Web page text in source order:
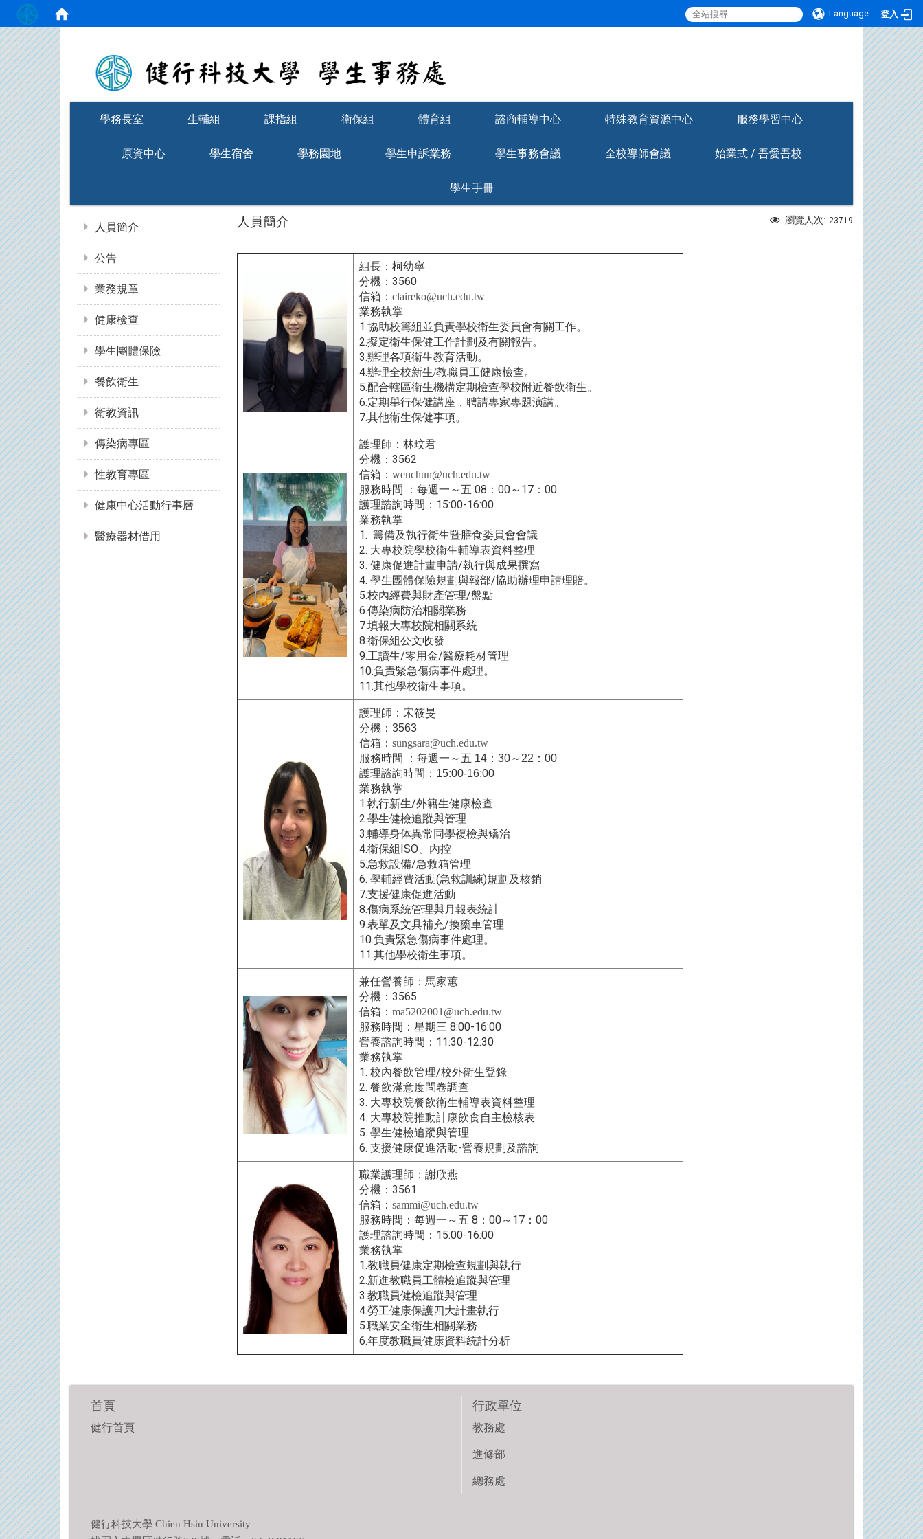
Language 登入
學務長室 生輔組 課指組 衛保組 體育組 諮商輔導中心 特殊教育資源中心 服務學習中心
原資中心 學生宿舍 學務園地 學生申訴業務 學生事務會議 全校導師會議 始業式 / 吾愛吾校
學生手冊
人員簡介
公告
業務規章
健康檢查
學生團體保險
餐飲衛生
衛教資訊
傳染病專區
性教育專區
健康中心活動行事曆
醫療器材借用
瀏覽人次: 23719
人員簡介
組長：柯幼寧
分機： 3560
信箱： claireko@uch.edu.tw
業務執掌
1.協助校籌組並負責學校衛生委員會有關工作。
2.擬定衛生保健工作計劃及有關報告。
3.辦理各項衛生教育活動。
4.辦理全校新生/教職員工健康檢查。
5.配合轄區衛生機構定期檢查學校附近餐飲衛生。
6.定期舉行保健講座，聘請專家專題演講。
7.其他衛生保健事項。
護理師：林玟君
分機： 3562
信箱： wenchun@uch.edu.tw
服務時間
：每週一～五 08 ： 00～ 17 ： 00
護理諮詢時間： 15:00-16:00
業務執掌
1. 籌備及執行衛生暨膳食委員會會議
2. 大專校院學校衛生輔導表資料整理
3. 健康促進計畫申請/執行與成果撰寫
4. 學生團體保險規劃與報部/協助辦理申請理賠。
5.校內經費與財產管理/盤點
6.傳染病防治相關業務
7.填報大專校院相關系統
8.衛保組公文收發
9.工讀生/零用金/醫療耗材管理
10.負責緊急傷病事件處理。
11.其他學校衛生事項。
護理師：宋筱旻
分機： 3563
信箱： sungsara@uch.edu.tw
服務時間
：每週一～五 14 ： 30～ 22 ： 00
護理諮詢時間： 15:00-16:00
業務執掌
1.執行新生/外籍生健康檢查
2.學生健檢追蹤與管理
3.輔導身体異常同學複檢與矯治
4.衛保組 ISO 、內控
5.急救設備/急救箱管理
6. 學輔經費活動(急救訓練)規劃及核銷
7.支援健康促進活動
8.傷病系統管理與月報表統計
9.表單及文具補充/換藥車管理
10.負責緊急傷病事件處理。
11.其他學校衛生事項。
兼任營養師：馬家蕙
分機： 3565
信箱： ma5202001@uch.edu.tw
服務時間：星期三 8:00-16:00
營養諮詢時間： 11:30-12:30
業務執掌
1. 校內餐飲管理/校外衛生登錄
2. 餐飲滿意度問卷調查
3. 大專校院餐飲衛生輔導表資料整理
4. 大專校院推動計康飲食自主檢核表
5. 學生健檢追蹤與管理
6. 支援健康促進活動-營養規劃及諮詢
職業護理師：謝欣燕
分機： 3561
信箱： sammi@uch.edu.tw
服務時間：每週一～五 8 ： 00～ 17 ： 00
護理諮詢時間： 15:00-16:00
業務執掌
1.教職員健康定期檢查規劃與執行
2.新進教職員工體檢追蹤與管理
3.教職員健檢追蹤與管理
4.勞工健康保護四大計畫執行
5.職業安全衛生相關業務
6.年度教職員健康資料統計分析
首頁
健行首頁
行政單位
教務處
進修部
總務處
健行科技大學 Chien Hsin University